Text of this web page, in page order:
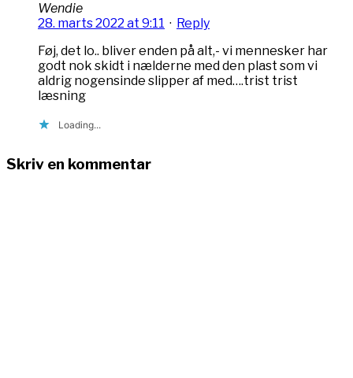
Wendie
28. marts 2022 at 9:11 · Reply
Føj, det lo.. bliver enden på alt,- vi mennesker har
godt nok skidt i nælderne med den plast som vi
aldrig nogensinde slipper af med….trist trist
læsning
Loading...
Skriv en kommentar